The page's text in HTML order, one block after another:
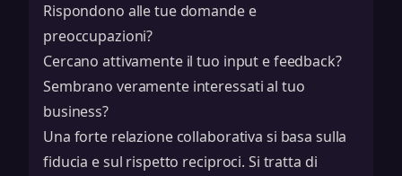
Rispondono alle tue domande e
preoccupazioni?
Cercano attivamente il tuo input e feedback?
Sembrano veramente interessati al tuo
business?
Una forte relazione collaborativa si basa sulla
fiducia e sul rispetto reciproci. Si tratta di